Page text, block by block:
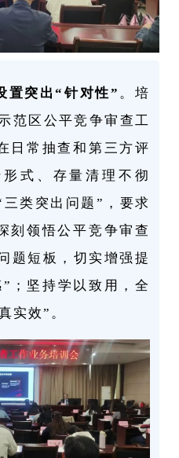
置突出“针对性” 。培
范区公平竞争审查工
日常抽查和第三方评
式、存量清理不彻
类突出问题”，要求
刻领悟公平竞争审查
短板，切实增强提
；坚持学以致用，全
实效”。